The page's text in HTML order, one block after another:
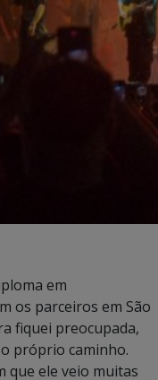
em
os parceiros em São
fiquei preocupada,
próprio caminho.
que ele veio muitas